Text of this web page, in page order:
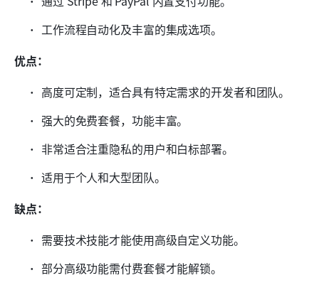
工作流程自动化及丰富的集成选项。
优点：
高度可定制，适合具有特定需求的开发者和团队。
强大的免费套餐，功能丰富。
非常适合注重隐私的用户和白标部署。
适用于个人和大型团队。
缺点：
需要技术技能才能使用高级自定义功能。
部分高级功能需付费套餐才能解锁。